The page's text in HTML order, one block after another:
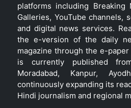
platforms including Breaking
Galleries, YouTube channels,
and digital news services.
the e-version of the daily
magazine through the e-
is currently published
Moradabad, Kanpur,
continuously expanding its
Hindi journalism and regional